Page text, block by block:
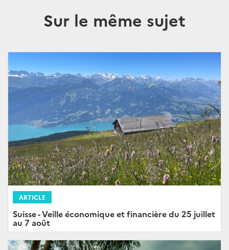
Sur le même sujet
ARTICLE
Suisse - Veille économique et financière du 25 juillet
au 7 août